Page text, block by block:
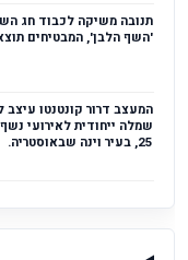
'השף הלבן', המבטיחים
המעצב דרור קונטנטו
25, בעיר וינה שבאוסטריה.